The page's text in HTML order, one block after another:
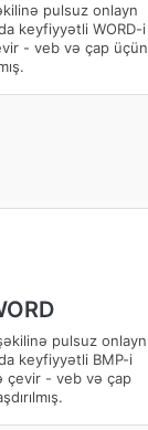
pulsuz onlayn
keyfiyyətli WORD-i
- veb və çap üçün
pulsuz onlayn
keyfiyyətli BMP-i
çevir - veb və çap